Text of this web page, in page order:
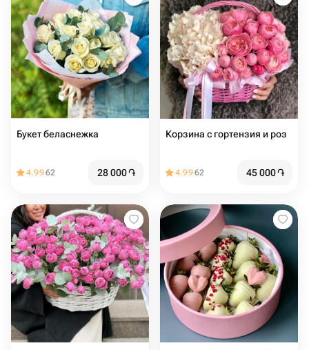
Букет беласнежка
4.9962 28 000֏
Корзина с гортензия и роз
4.9962 45 000֏